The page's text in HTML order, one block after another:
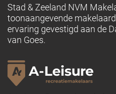
Stad & Zeeland NVM
toonaangevende
ervaring gevestigd aan de
van Goes.